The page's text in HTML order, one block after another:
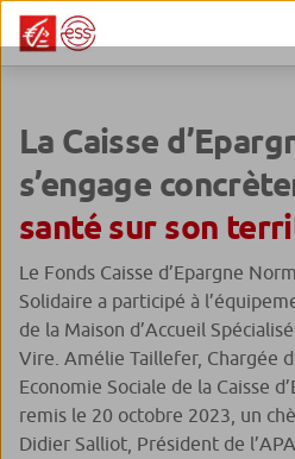
La Caisse
s’engage
santé sur son
Le Fonds Caisse d’Epargne
Solidaire a participé à
de la Maison d’Accueil
Vire. Amélie Taillefer, Chargée
Economie Sociale de la Caisse
remis le 20 octobre 2023, un
Didier Salliot, Président de